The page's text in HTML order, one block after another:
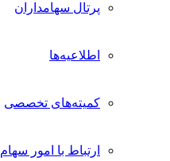
پرتال سهامداران
اطلاعیه‌ها
کمیته‌های تخصصی
ارتباط با امور سهام